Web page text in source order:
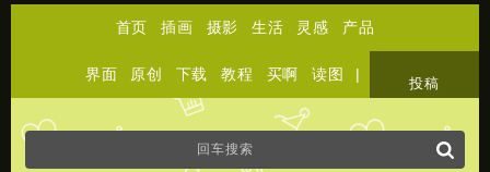
首页 插画 摄影 生活 灵感 产品
界面 原创 下载 教程 买啊 读图 |
投稿